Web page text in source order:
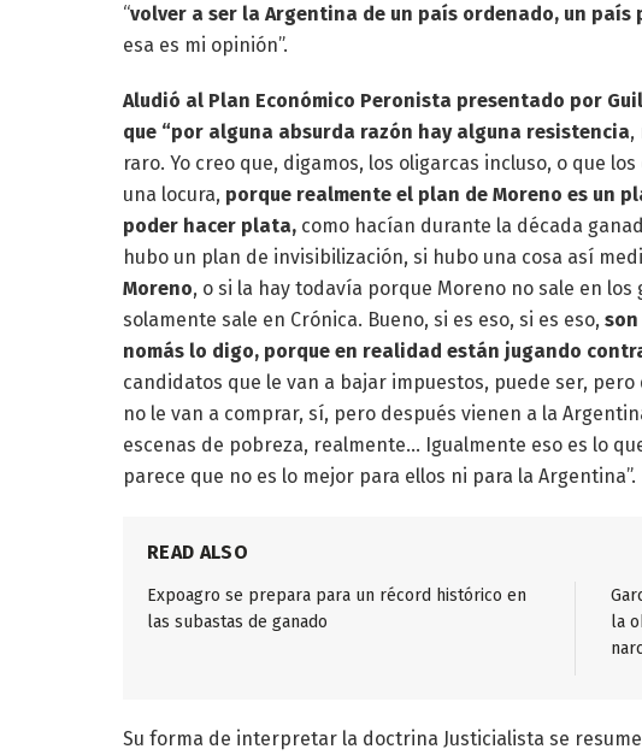
“volver a ser la Argentina de un país ordenado, un país
esa es mi opinión”.
Aludió al Plan Económico Peronista presentado por
que “por alguna absurda razón hay alguna resistencia,
raro. Yo creo que, digamos, los oligarcas incluso, o que
una locura, porque realmente el plan de Moreno es un
poder hacer plata, como hacían durante la década
hubo un plan de invisibilización, si hubo una cosa así
Moreno, o si la hay todavía porque Moreno no sale en
solamente sale en Crónica. Bueno, si es eso, si es eso,
nomás lo digo, porque en realidad están jugando
candidatos que le van a bajar impuestos, puede ser,
no le van a comprar, sí, pero después vienen a la
escenas de pobreza, realmente… Igualmente eso es lo
parece que no es lo mejor para ellos ni para la Argentina”.
READ ALSO
Expoagro se prepara para un récord histórico en
las subastas de ganado
la
Su forma de interpretar la doctrina Justicialista se